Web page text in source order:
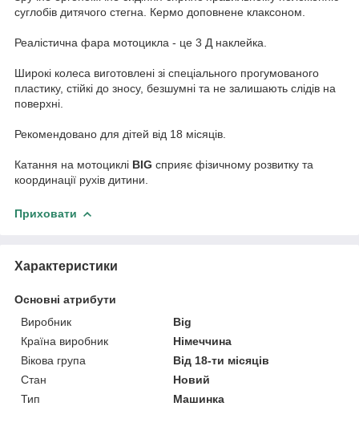
суглобів дитячого стегна. Кермо доповнене клаксоном.
Реалістична фара мотоцикла - це 3 Д наклейка.
Широкі колеса виготовлені зі спеціального прогумованого
пластику, стійкі до зносу, безшумні та не залишають слідів на
поверхні.
Рекомендовано для дітей від 18 місяців.
Катання на мотоциклі BIG сприяє фізичному розвитку та
координації рухів дитини.
Приховати
Характеристики
Основні атрибути
Виробник
Big
Країна виробник
Німеччина
Вікова група
Від 18-ти місяців
Стан
Новий
Тип
Машинка